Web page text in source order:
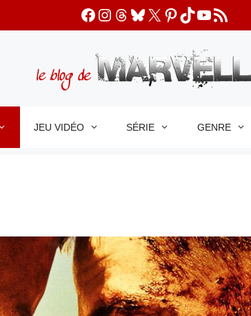
Facebook
Instagram
Threads
Bluesky
X Pinterest
TikTok
YouTube
Flux RSS
JEU VIDÉO SÉRIE GENRE